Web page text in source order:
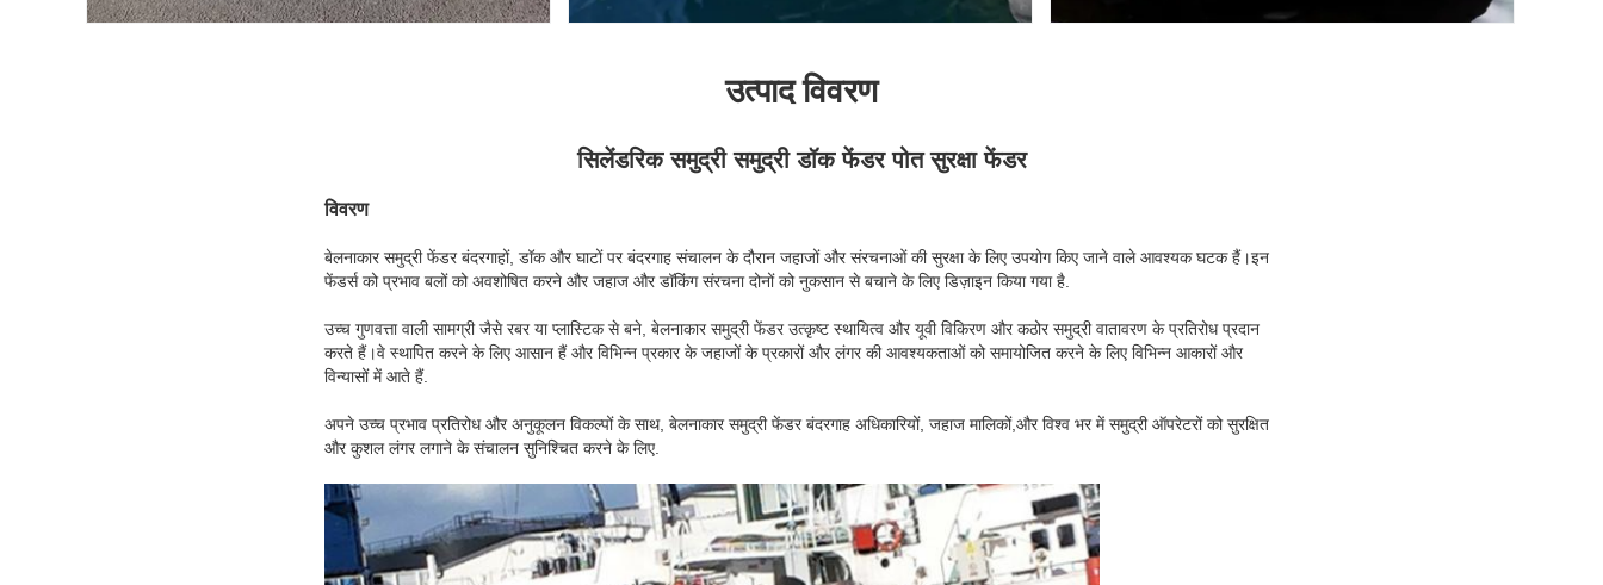
उत्पाद विवरण
सिलेंडरिक समुद्री समुद्री डॉक फेंडर पोत सुरक्षा फेंडर
विवरण
बेलनाकार समुद्री फेंडर बंदरगाहों, डॉक और घाटों पर बंदरगाह संचालन के दौरान जहाजों और संरचनाओं की सुरक्षा के लिए उपयोग किए जाने वाले आवश्यक घटक हैं।इन
फेंडर्स को प्रभाव बलों को अवशोषित करने और जहाज और डॉकिंग संरचना दोनों को नुकसान से बचाने के लिए डिज़ाइन किया गया है.
उच्च गुणवत्ता वाली सामग्री जैसे रबर या प्लास्टिक से बने, बेलनाकार समुद्री फेंडर उत्कृष्ट स्थायित्व और यूवी विकिरण और कठोर समुद्री वातावरण के प्रतिरोध प्रदान
करते हैं।वे स्थापित करने के लिए आसान हैं और विभिन्न प्रकार के जहाजों के प्रकारों और लंगर की आवश्यकताओं को समायोजित करने के लिए विभिन्न आकारों और
विन्यासों में आते हैं.
अपने उच्च प्रभाव प्रतिरोध और अनुकूलन विकल्पों के साथ, बेलनाकार समुद्री फेंडर बंदरगाह अधिकारियों, जहाज मालिकों,और विश्व भर में समुद्री ऑपरेटरों को सुरक्षित
और कुशल लंगर लगाने के संचालन सुनिश्चित करने के लिए.